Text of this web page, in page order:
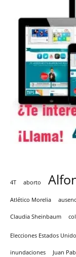
4T aborto
Atlético Morelia
Claudia Sheinbaum
Elecciones Estados
inundaciones Juan